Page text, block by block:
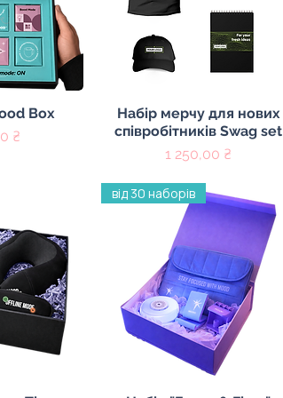
Box
₴
Швидкий перегляд
Набір мерчу для нових
співробітників Swag set
Ціна
1 250,00 ₴
від 30 наборів